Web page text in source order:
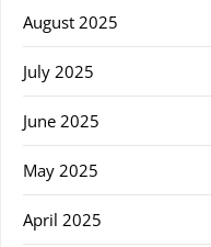
August 2025
July 2025
June 2025
May 2025
April 2025